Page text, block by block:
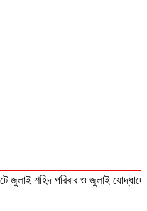
শহিদ পরিবার ও জুলাই যোদ্ধাদের